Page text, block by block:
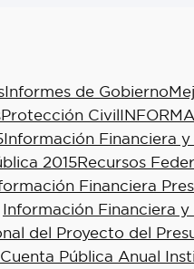
Informes de Gobierno
Protección Civil
Información Financiera
2015Recursos
Financiera
Información Financiera y
del Proyecto del
Cuenta Pública Anual